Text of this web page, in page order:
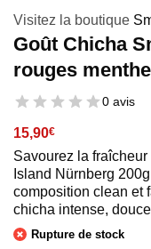
Visitez la boutique
Goût Chicha
rouges menthe
0 avis
15,90€
Savourez la
Island Nürnberg
composition clean et
chicha intense,
Rupture de stock